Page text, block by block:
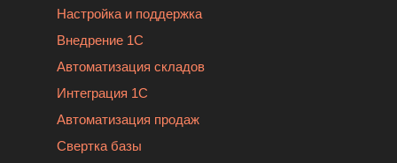
Настройка и поддержка
Внедрение 1С
Автоматизация складов
Интеграция 1С
Автоматизация продаж
Свертка базы